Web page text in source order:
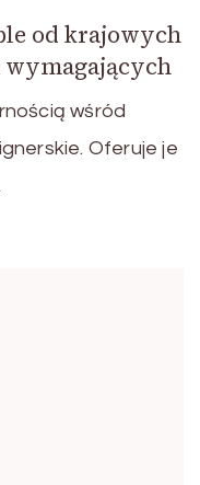
od krajowych
wśród
Oferuje je